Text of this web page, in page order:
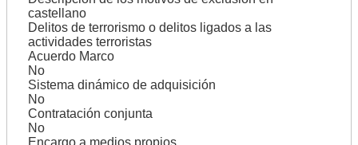
castellano
Delitos de terrorismo o delitos ligados a las
actividades terroristas
Acuerdo Marco
No
Sistema dinámico de adquisición
No
Contratación conjunta
No
Encargo a medios propios